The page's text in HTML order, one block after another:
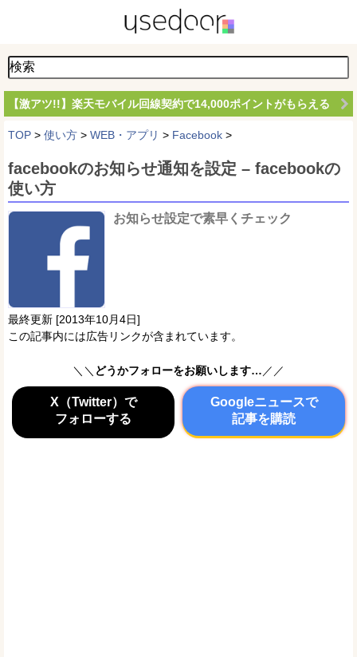
【激アツ!!】楽天モバイル回線契約で14,000ポイントがもらえる
TOP > 使い方 > WEB・アプリ > Facebook >
facebookのお知らせ通知を設定 – facebookの
使い方
お知らせ設定で素早くチェック
最終更新 [2013年10月4日]
この記事内には広告リンクが含まれています。
＼＼ どうかフォローをお願いします… ／／
X（Twitter）で
フォローする
Googleニュースで
記事を購読